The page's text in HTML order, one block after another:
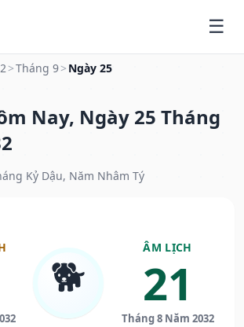
>Tháng 9> Ngày 25
Nay, Ngày 25 Tháng
Kỷ Dậu, Năm Nhâm Tý
🐕
ÂM LỊCH
21
Tháng 8 Năm 2032